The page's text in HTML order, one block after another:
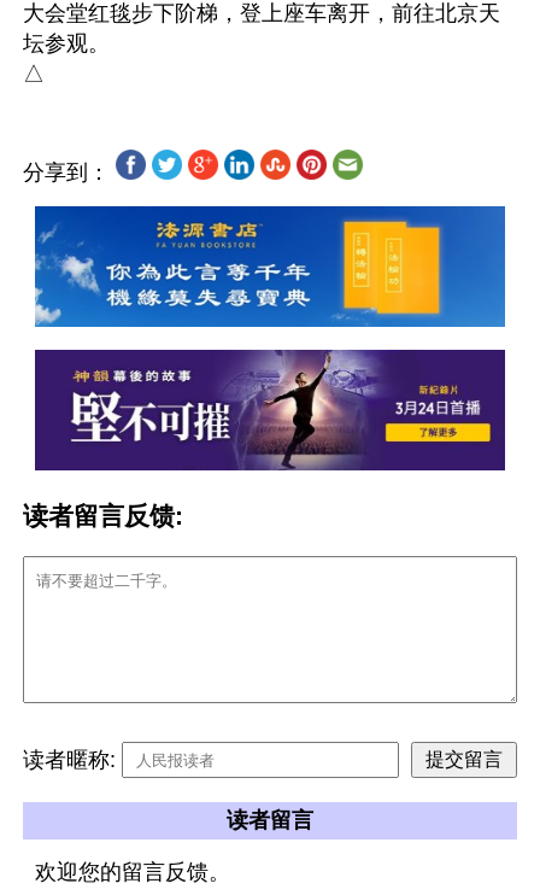
大会堂红毯步下阶梯，登上座车离开，前往北京天
坛参观。
分享到：
读者留言反馈:
读者暱称:
读者留言
欢迎您的留言反馈。